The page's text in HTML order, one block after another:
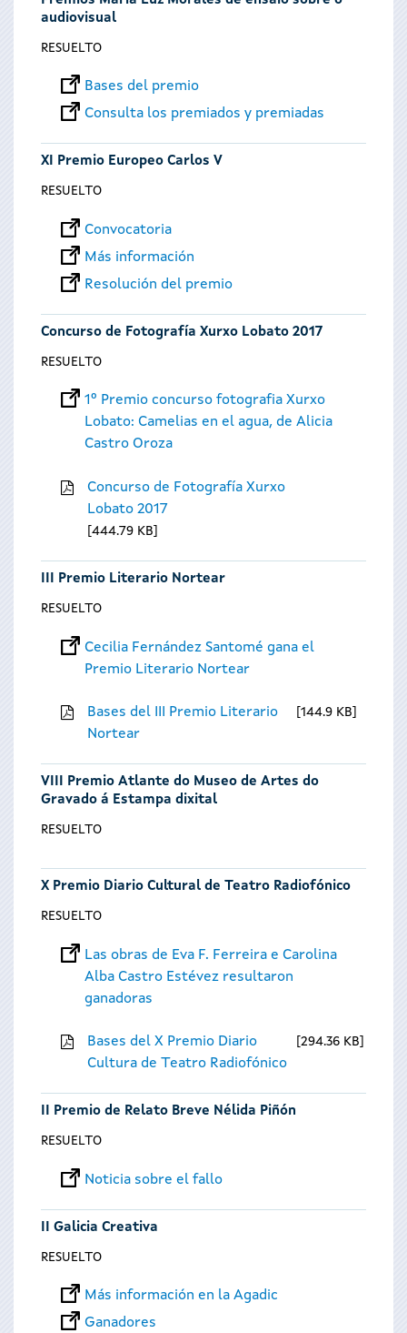
audiovisual
RESUELTO
Bases del premio
Consulta los premiados y premiadas
XI Premio Europeo Carlos V
RESUELTO
Convocatoria
Más información
Resolución del premio
Concurso de Fotografía Xurxo Lobato 2017
RESUELTO
1º Premio concurso fotografia Xurxo
Lobato: Camelias en el agua, de Alicia
Castro Oroza
Concurso de Fotografía Xurxo
Lobato 2017
444.79 KB
III Premio Literario Nortear
RESUELTO
Cecilia Fernández Santomé gana el
Premio Literario Nortear
Bases del III Premio Literario
Nortear
144.9 KB
VIII Premio Atlante do Museo de Artes do
Gravado á Estampa dixital
RESUELTO
X Premio Diario Cultural de Teatro Radiofónico
RESUELTO
Las obras de Eva F. Ferreira e Carolina
Alba Castro Estévez resultaron
ganadoras
Bases del X Premio Diario
Cultura de Teatro Radiofónico
294.36 KB
II Premio de Relato Breve Nélida Piñón
RESUELTO
Noticia sobre el fallo
II Galicia Creativa
RESUELTO
Más información en la Agadic
Ganadores